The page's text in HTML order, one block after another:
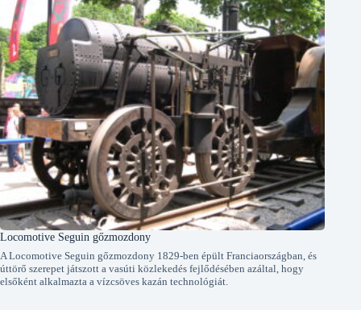
Locomotive Seguin gőzmozdony
A Locomotive Seguin gőzmozdony 1829-ben épült Franciaországban, és
úttörő szerepet játszott a vasúti közlekedés fejlődésében azáltal, hogy
elsőként alkalmazta a vízcsöves kazán technológiát.